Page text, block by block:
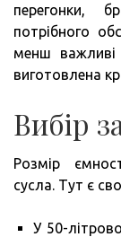
перегонки,
потрібного
менш важливі
виготовлена
Вибір
Розмір
сусла. Тут є
У 50-